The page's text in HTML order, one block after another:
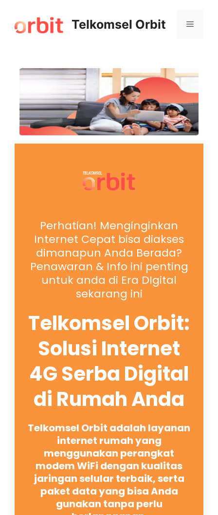
Telkomsel Orbit
Perhatian! Menginginkan
Internet Cepat bisa diakses
dimanapun Anda Berada?
Penawaran & Info ini penting
untuk anda di Era DIgital
sekarang ini
Telkomsel Orbit:
Solusi Internet
4G Serba Digital
di Rumah Anda
Telkomsel Orbit adalah layanan
internet rumah yang
menggunakan perangkat
modem WiFi dengan kualitas
jaringan selular terbaik, serta
paket data yang bisa Anda
gunakan tanpa perlu